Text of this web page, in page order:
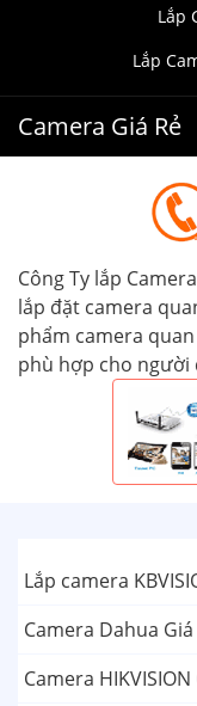
Lắp
Lắp
Camera Giá Rẻ
Công Ty lắp
lắp đặt camera
phẩm camera
phù hợp cho người
Lắp camera
Camera Dahua Giá
Camera HIKVISION